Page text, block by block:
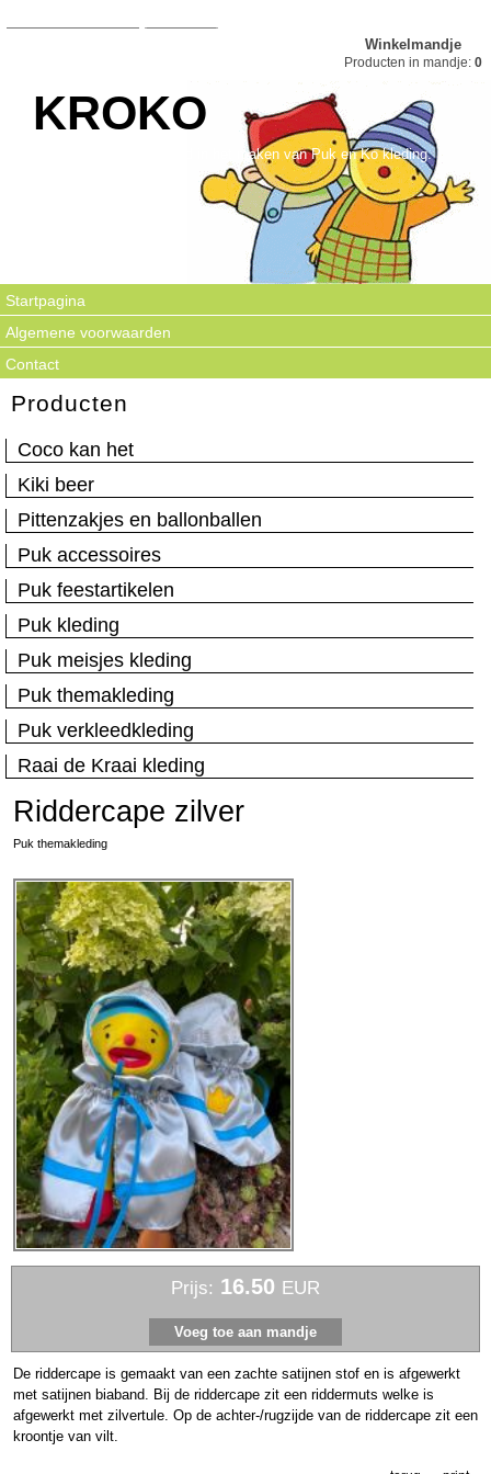
Winkelmandje
Producten in mandje: 0
KROKO
Kroko is gespecialiseerd in het maken van Puk en Ko kleding.
Startpagina
Algemene voorwaarden
Contact
Producten
Coco kan het
Kiki beer
Pittenzakjes en ballonballen
Puk accessoires
Puk feestartikelen
Puk kleding
Puk meisjes kleding
Puk themakleding
Puk verkleedkleding
Raai de Kraai kleding
Riddercape zilver
Puk themakleding
Prijs: 16.50 EUR
De riddercape is gemaakt van een zachte satijnen stof en is afgewerkt
met satijnen biaband. Bij de riddercape zit een riddermuts welke is
afgewerkt met zilvertule. Op de achter-/rugzijde van de riddercape zit een
kroontje van vilt.